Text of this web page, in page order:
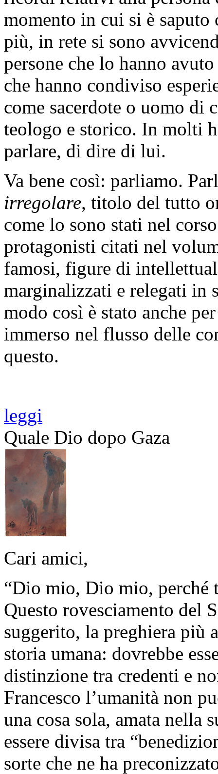
momento in cui si è
più, in rete si sono
persone che lo hanno
che hanno condiviso
come sacerdote o uomo
teologo e storico. In molti
parlare, di dire di lui.
Va bene così: parliamo.
irregolare, titolo del tutto
come lo sono stati nel
protagonisti citati nel
famosi, figure di
marginalizzati e relegati in
modo così è stato anche
immerso nel flusso delle
questo.
leggi
Quale Dio dopo Gaza
Cari amici,
“Dio mio, Dio mio, perché
Questo rovesciamento del
suggerito, la preghiera più
storia umana: dovrebbe
distinzione tra credenti e
Francesco l’umanità non
una cosa sola, amata nella
essere divisa tra
sorte che ne ha